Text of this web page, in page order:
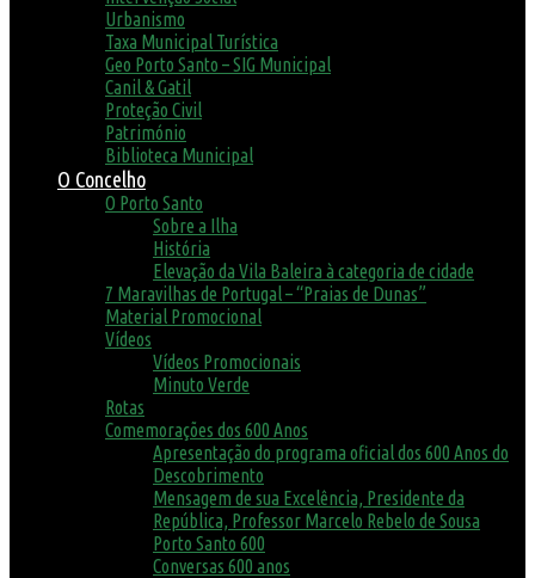
Urbanismo
Taxa Municipal Turística
Geo Porto Santo – SIG Municipal
Canil & Gatil
Proteção Civil
Património
Biblioteca Municipal
O Concelho
O Porto Santo
Sobre a Ilha
História
Elevação da Vila Baleira à categoria de cidade
7 Maravilhas de Portugal – “Praias de Dunas”
Material Promocional
Vídeos
Vídeos Promocionais
Minuto Verde
Rotas
Comemorações dos 600 Anos
Apresentação do programa oficial dos 600 Anos do
Descobrimento
Mensagem de sua Excelência, Presidente da
República, Professor Marcelo Rebelo de Sousa
Porto Santo 600
Conversas 600 anos